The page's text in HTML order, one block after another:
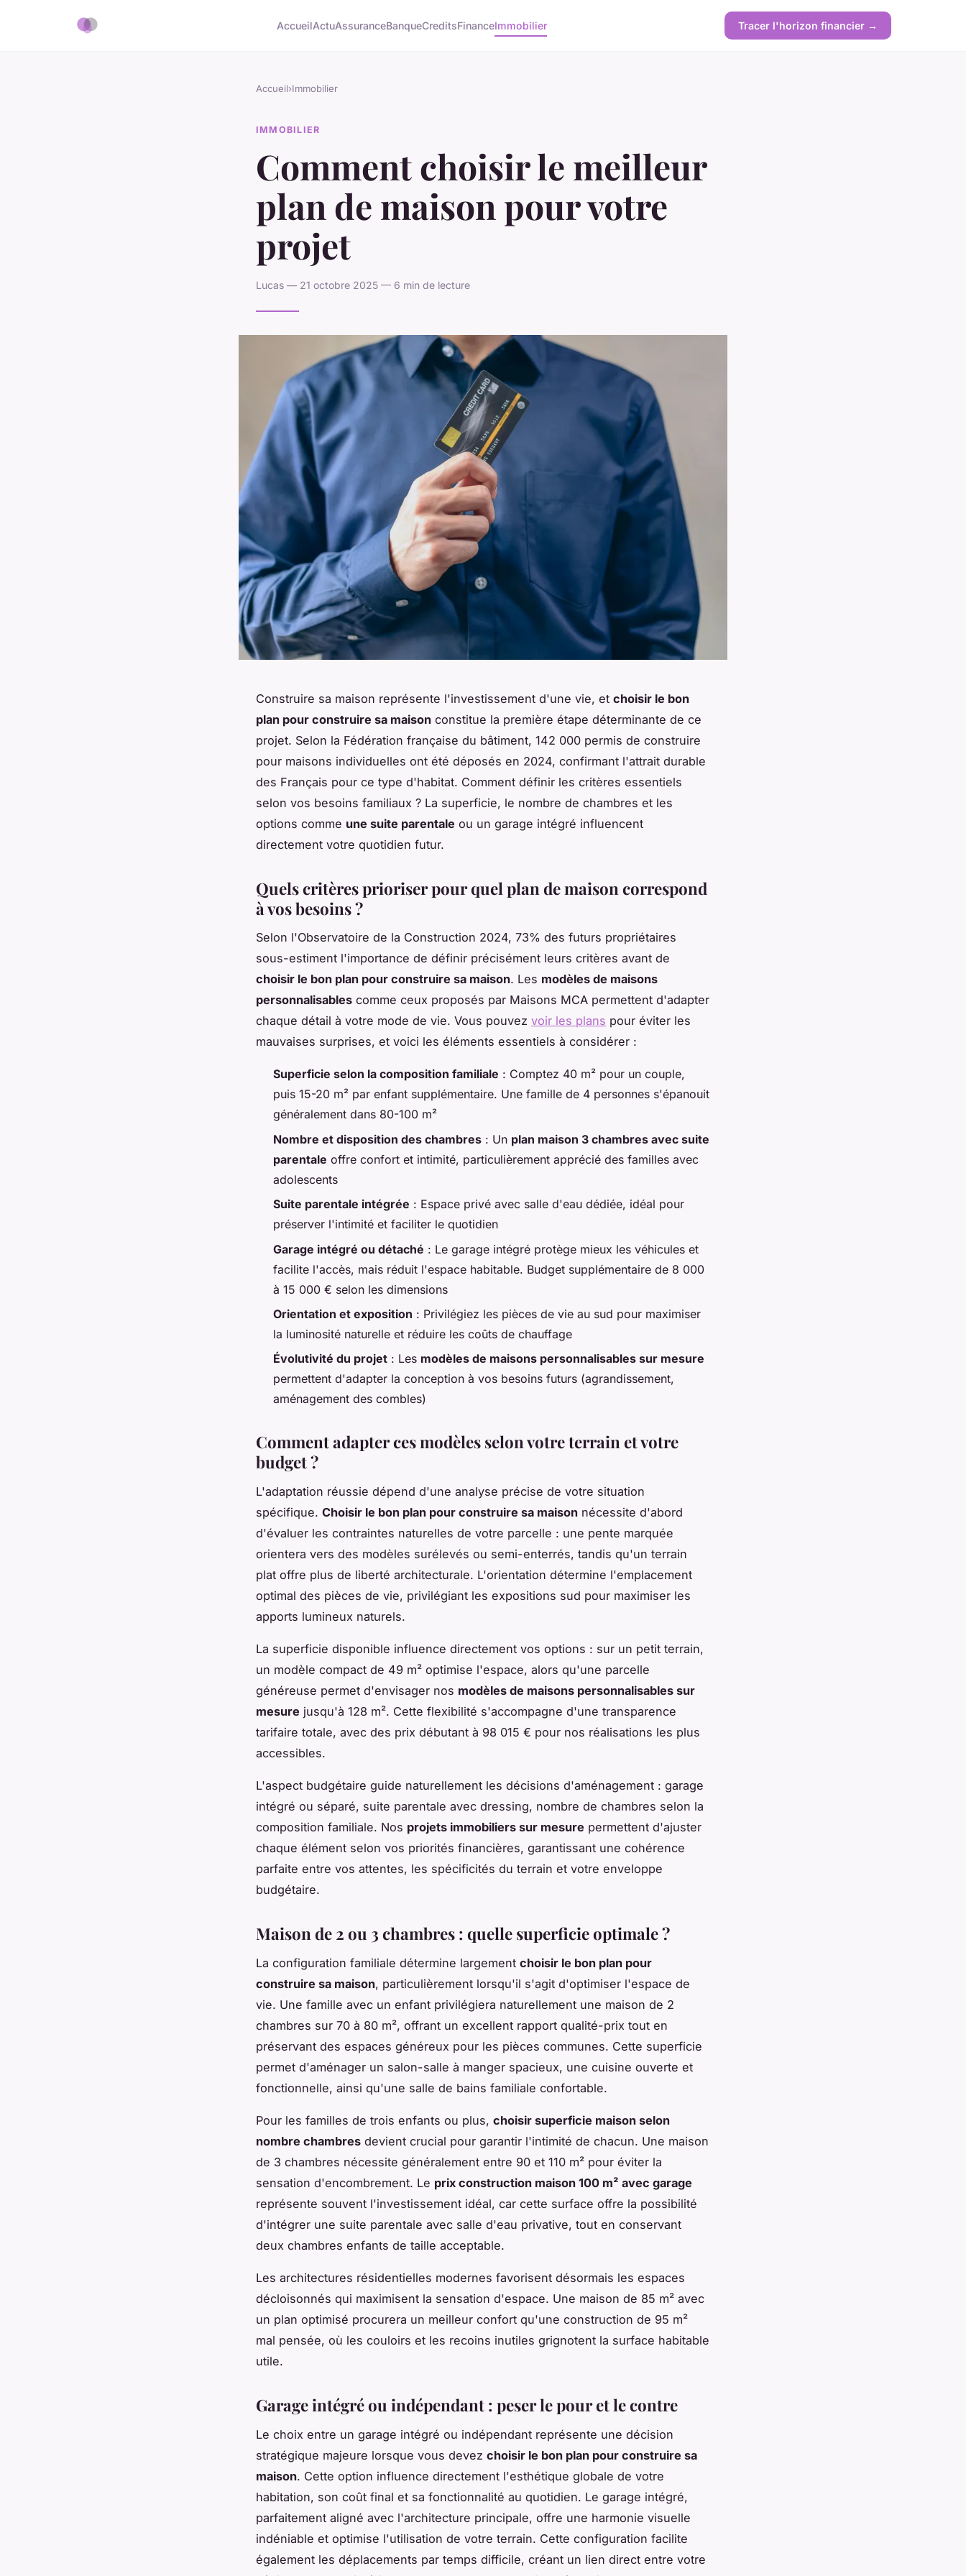
AccueilActuAssuranceBanqueCreditsFinanceImmobilier Tracer l'horizon financier →
Accueil›Immobilier
IMMOBILIER
Comment choisir le meilleur
plan de maison pour votre
projet
Lucas — 21 octobre 2025 — 6 min de lecture
Construire sa maison représente l'investissement d'une vie, et choisir le bon
plan pour construire sa maison constitue la première étape déterminante de ce
projet. Selon la Fédération française du bâtiment, 142 000 permis de construire
pour maisons individuelles ont été déposés en 2024, confirmant l'attrait durable
des Français pour ce type d'habitat. Comment définir les critères essentiels
selon vos besoins familiaux ? La superficie, le nombre de chambres et les
options comme une suite parentale ou un garage intégré influencent
directement votre quotidien futur.
Quels critères prioriser pour quel plan de maison correspond
à vos besoins ?
Selon l'Observatoire de la Construction 2024, 73% des futurs propriétaires
sous-estiment l'importance de définir précisément leurs critères avant de
choisir le bon plan pour construire sa maison. Les modèles de maisons
personnalisables comme ceux proposés par Maisons MCA permettent d'adapter
chaque détail à votre mode de vie. Vous pouvez voir les plans pour éviter les
mauvaises surprises, et voici les éléments essentiels à considérer :
Superficie selon la composition familiale : Comptez 40 m² pour un couple,
puis 15-20 m² par enfant supplémentaire. Une famille de 4 personnes s'épanouit
généralement dans 80-100 m²
Nombre et disposition des chambres : Un plan maison 3 chambres avec suite
parentale offre confort et intimité, particulièrement apprécié des familles avec
adolescents
Suite parentale intégrée : Espace privé avec salle d'eau dédiée, idéal pour
préserver l'intimité et faciliter le quotidien
Garage intégré ou détaché : Le garage intégré protège mieux les véhicules et
facilite l'accès, mais réduit l'espace habitable. Budget supplémentaire de 8 000
à 15 000 € selon les dimensions
Orientation et exposition : Privilégiez les pièces de vie au sud pour maximiser
la luminosité naturelle et réduire les coûts de chauffage
Évolutivité du projet : Les modèles de maisons personnalisables sur mesure
permettent d'adapter la conception à vos besoins futurs (agrandissement,
aménagement des combles)
Comment adapter ces modèles selon votre terrain et votre
budget ?
L'adaptation réussie dépend d'une analyse précise de votre situation
spécifique. Choisir le bon plan pour construire sa maison nécessite d'abord
d'évaluer les contraintes naturelles de votre parcelle : une pente marquée
orientera vers des modèles surélevés ou semi-enterrés, tandis qu'un terrain
plat offre plus de liberté architecturale. L'orientation détermine l'emplacement
optimal des pièces de vie, privilégiant les expositions sud pour maximiser les
apports lumineux naturels.
La superficie disponible influence directement vos options : sur un petit terrain,
un modèle compact de 49 m² optimise l'espace, alors qu'une parcelle
généreuse permet d'envisager nos modèles de maisons personnalisables sur
mesure jusqu'à 128 m². Cette flexibilité s'accompagne d'une transparence
tarifaire totale, avec des prix débutant à 98 015 € pour nos réalisations les plus
accessibles.
L'aspect budgétaire guide naturellement les décisions d'aménagement : garage
intégré ou séparé, suite parentale avec dressing, nombre de chambres selon la
composition familiale. Nos projets immobiliers sur mesure permettent d'ajuster
chaque élément selon vos priorités financières, garantissant une cohérence
parfaite entre vos attentes, les spécificités du terrain et votre enveloppe
budgétaire.
Maison de 2 ou 3 chambres : quelle superficie optimale ?
La configuration familiale détermine largement choisir le bon plan pour
construire sa maison, particulièrement lorsqu'il s'agit d'optimiser l'espace de
vie. Une famille avec un enfant privilégiera naturellement une maison de 2
chambres sur 70 à 80 m², offrant un excellent rapport qualité-prix tout en
préservant des espaces généreux pour les pièces communes. Cette superficie
permet d'aménager un salon-salle à manger spacieux, une cuisine ouverte et
fonctionnelle, ainsi qu'une salle de bains familiale confortable.
Pour les familles de trois enfants ou plus, choisir superficie maison selon
nombre chambres devient crucial pour garantir l'intimité de chacun. Une maison
de 3 chambres nécessite généralement entre 90 et 110 m² pour éviter la
sensation d'encombrement. Le prix construction maison 100 m² avec garage
représente souvent l'investissement idéal, car cette surface offre la possibilité
d'intégrer une suite parentale avec salle d'eau privative, tout en conservant
deux chambres enfants de taille acceptable.
Les architectures résidentielles modernes favorisent désormais les espaces
décloisonnés qui maximisent la sensation d'espace. Une maison de 85 m² avec
un plan optimisé procurera un meilleur confort qu'une construction de 95 m²
mal pensée, où les couloirs et les recoins inutiles grignotent la surface habitable
utile.
Garage intégré ou indépendant : peser le pour et le contre
Le choix entre un garage intégré ou indépendant représente une décision
stratégique majeure lorsque vous devez choisir le bon plan pour construire sa
maison. Cette option influence directement l'esthétique globale de votre
habitation, son coût final et sa fonctionnalité au quotidien. Le garage intégré,
parfaitement aligné avec l'architecture principale, offre une harmonie visuelle
indéniable et optimise l'utilisation de votre terrain. Cette configuration facilite
également les déplacements par temps difficile, créant un lien direct entre votre